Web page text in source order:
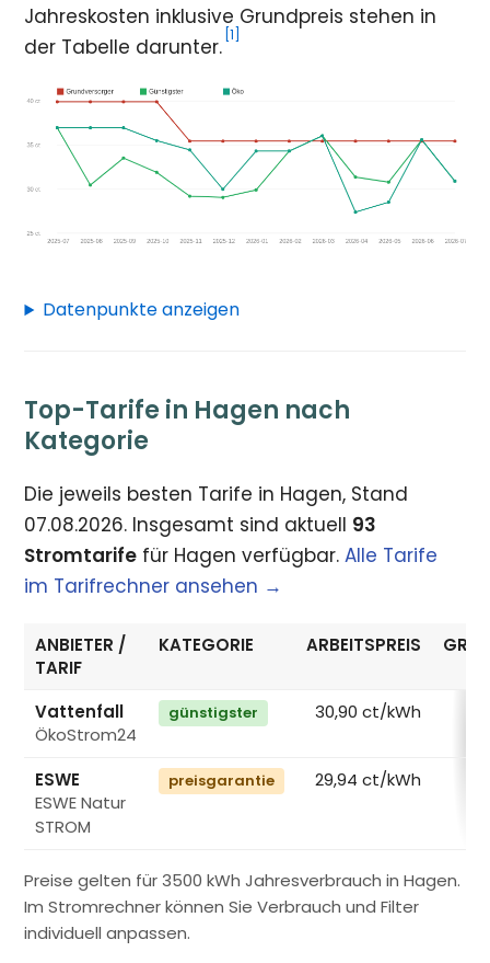
Jahreskosten inklusive Grundpreis stehen in
der Tabelle darunter. [1]
Datenpunkte anzeigen
Top-Tarife in Hagen nach
Kategorie
Die jeweils besten Tarife in Hagen, Stand
07.08.2026. Insgesamt sind aktuell 93
Stromtarife für Hagen verfügbar.Alle Tarife
im Tarifrechner ansehen →
ANBIETER /
TARIF
KATEGORIE ARBEITSPREIS
Vattenfall
ÖkoStrom24
günstigster
30,90 ct/kWh
ESWE
ESWE Natur
STROM
preisgarantie
29,94 ct/kWh
Preise gelten für 3500 kWh Jahresverbrauch in Hagen.
Im Stromrechner können Sie Verbrauch und Filter
individuell anpassen.